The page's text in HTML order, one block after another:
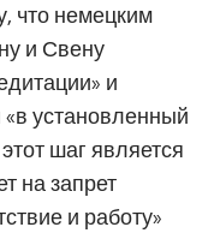
что немецким
и Свену
и
установленный
шаг является
на запрет
и работу»